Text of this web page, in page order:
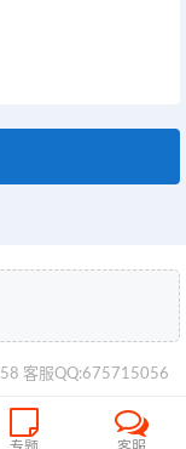
客服QQ:675715056
号